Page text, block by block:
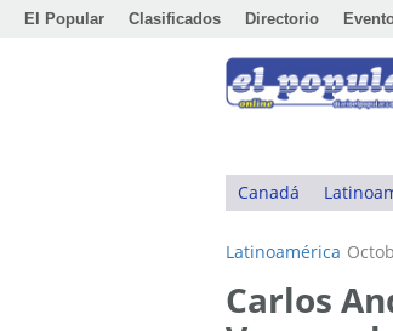
El Popular Clasificados Directorio
Canadá
Latinoamérica
Carlos